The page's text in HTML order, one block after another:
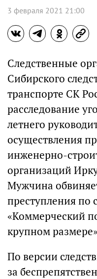
3 февраля 2021 21:00
Следственные
Сибирского
транспорте СК
расследование
летнего
осуществления
инженерно-
организаций
Мужчина
преступления по
«Коммерческий
крупном
По версии
за